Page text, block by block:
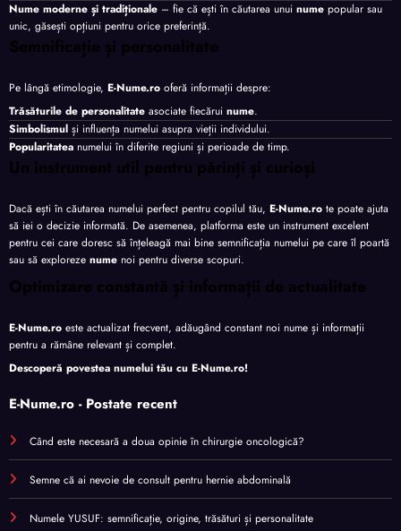
Nume moderne și tradiționale – fie că ești în căutarea unui nume popular sau
unic, găsești opțiuni pentru orice preferință.
Semnificație și personalitate
Pe lângă etimologie, E-Nume.ro oferă informații despre:
Trăsăturile de personalitate asociate fiecărui nume.
Simbolismul și influența numelui asupra vieții individului.
Popularitatea numelui în diferite regiuni și perioade de timp.
Un instrument util pentru părinți și curioși
Dacă ești în căutarea numelui perfect pentru copilul tău, E-Nume.ro te poate ajuta
să iei o decizie informată. De asemenea, platforma este un instrument excelent
pentru cei care doresc să înțeleagă mai bine semnificația numelui pe care îl poartă
sau să exploreze nume noi pentru diverse scopuri.
Optimizare constantă și informații de actualitate
E-Nume.ro este actualizat frecvent, adăugând constant noi nume și informații
pentru a rămâne relevant și complet.
Descoperă povestea numelui tău cu E-Nume.ro!
E-Nume.ro - Postate recent
Când este necesară a doua opinie în chirurgie oncologică?
Semne că ai nevoie de consult pentru hernie abdominală
Numele YUSUF: semnificație, origine, trăsături și personalitate